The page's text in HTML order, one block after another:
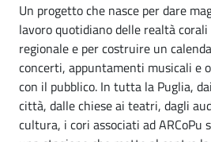
Un progetto che nasce per dare
lavoro quotidiano delle realtà
regionale e per costruire un
concerti, appuntamenti musicali e
con il pubblico. In tutta la Puglia,
città, dalle chiese ai teatri, dagli
cultura, i cori associati ad ARCoPu